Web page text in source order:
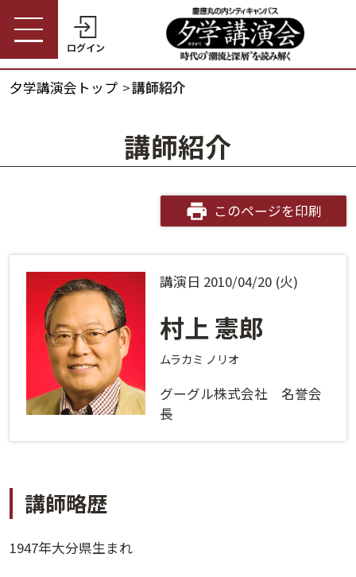
ログイン
パスワード
会員番号・パスワードをお忘れの方
ログインヘルプ
ログインする
プライバシーポリシーに同意の上ご利用ください。
法人会員システムご利用の方へ
夕学講演会トップ 講師紹介
講師紹介
このページを印刷
講演日 2010/04/20 (火)
村上 憲郎
ムラカミ ノリオ
グーグル株式会社 名誉会
長
講師略歴
1947年大分県生まれ
夕学講演会とは
開催概要
受講料金・割引制度
活用方法
資料請求